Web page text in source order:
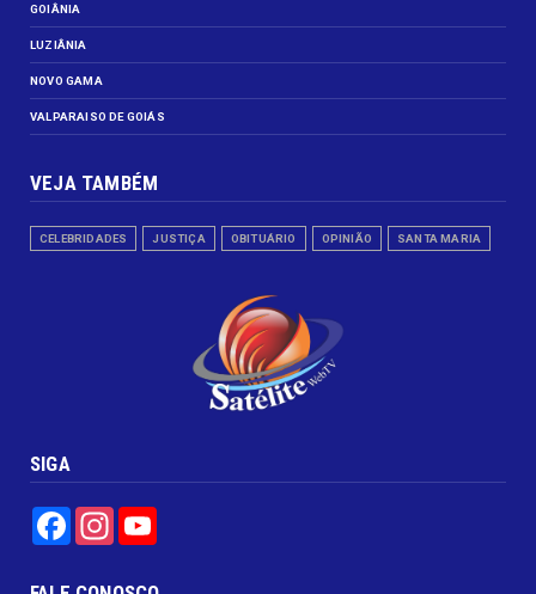
GOIÂNIA
LUZIÂNIA
NOVO GAMA
VALPARAISO DE GOIÁS
VEJA TAMBÉM
CELEBRIDADES JUSTIÇA OBITUÁRIO OPINIÃO SANTA MARIA
SIGA
FacebookInstagram